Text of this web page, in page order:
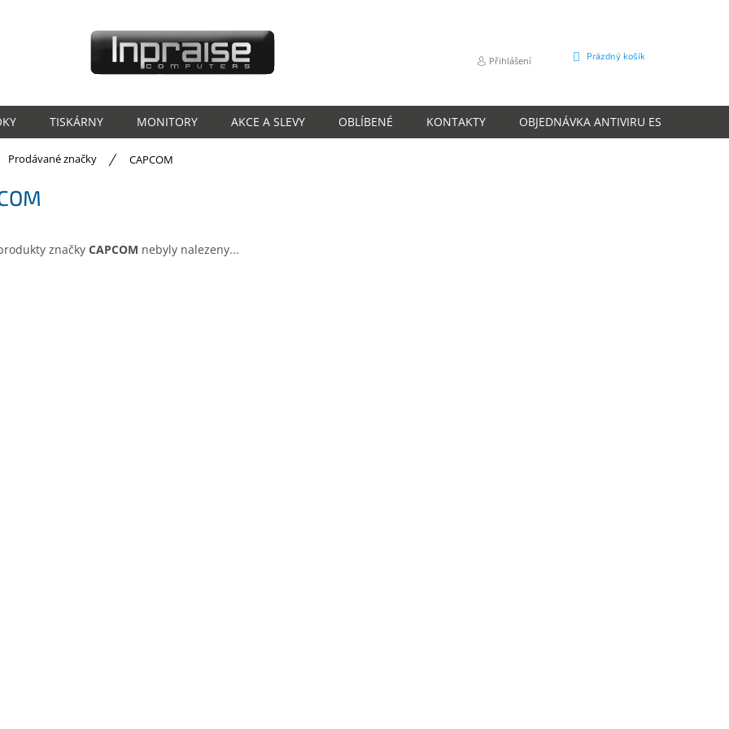
Přihlášení
NÁKUPNÍ
Prázdný košík
TISKÁRNY MONITORY AKCE A SLEVY OBLÍBENÉ KONTAKTY OBJEDNÁVKA ANTIVIRU ESET
Prodávané značky CAPCOM
značky CAPCOM nebyly nalezeny...